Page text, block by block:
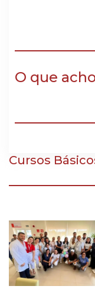
O que
Cursos